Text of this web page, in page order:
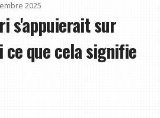
2025
s'appuierait sur
ce que cela signifie